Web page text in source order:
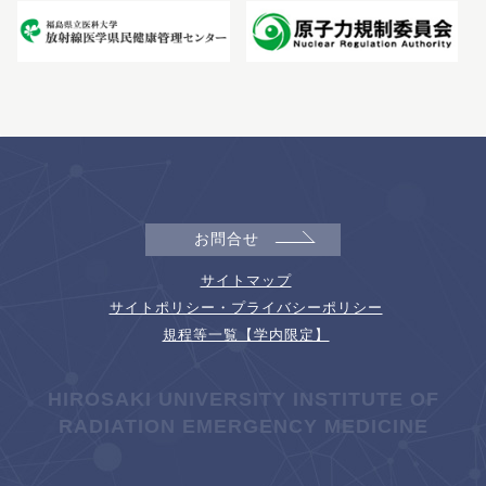
お問合せ
サイトマップ
サイトポリシー・プライバシーポリシー
規程等一覧【学内限定】
HIROSAKI UNIVERSITY INSTITUTE OF
RADIATION EMERGENCY MEDICINE